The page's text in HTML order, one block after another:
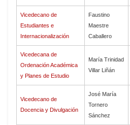
Vicedecano de
Estudiantes e
Internacionalización
Faustino
Maestre
Caballero
Vicedecana de
Ordenación Académica
y Planes de Estudio
María Trinidad
Villar Liñán
Vicedecano de
Docencia y Divulgación
José María
Tornero
Sánchez